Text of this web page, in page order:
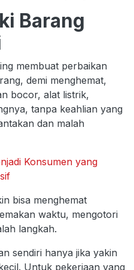
Barang
membuat perbaikan
demi menghemat,
bocor, alat listrik,
tanpa keahlian yang
dan malah
Konsumen yang
bisa menghemat
waktu, mengotori
langkah.
sendiri hanya jika yakin
Untuk pekerjaan yang